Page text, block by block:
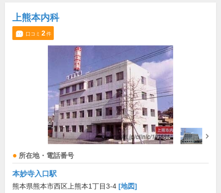
上熊本内科
口コミ 2件
所在地・電話番号
本妙寺入口駅
熊本県熊本市西区上熊本1丁目3-4 [地図]